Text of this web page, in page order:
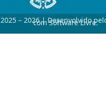
2025 – 2026 | Desenvolvido
com Software Livre.